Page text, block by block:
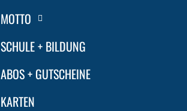
MOTTO
SCHULE + BILDUNG
ABOS + GUTSCHEINE
KARTEN